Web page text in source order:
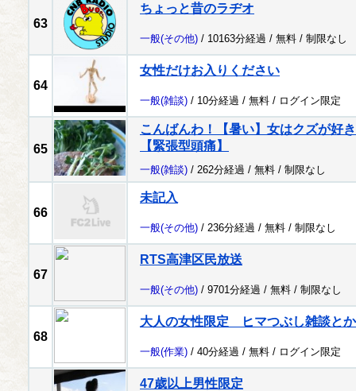
63
ちょっと昔のラヂオ
一般(その他) / 10163分経過 / 無料 / 制限なし
64
女性だけお入りください
一般(雑談) / 10分経過 / 無料 / ログイン限定
65
こんばんわ！【暑い】女はクズが好
【緊張型頭痛】
一般(雑談) / 262分経過 / 無料 / 制限なし
66
未記入
一般(その他) / 236分経過 / 無料 / 制限なし
67
RTS高津区民放送
一般(その他) / 9701分経過 / 無料 / 制限なし
68
大人の女性限定 ヒマつぶし雑談と
一般(作業) / 40分経過 / 無料 / ログイン限定
47歳以上男性限定